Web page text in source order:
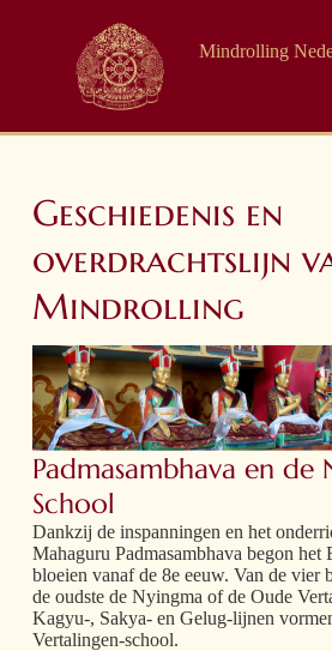
Mindrolling
Geschiedenis en
overdrachtslijn
Mindrolling
Padmasambhava en de
School
Dankzij de inspanningen en het
Mahaguru Padmasambhava begon het
bloeien vanaf de 8e eeuw. Van de vier
de oudste de Nyingma of de Oude
Kagyu-, Sakya- en Gelug-lijnen
Vertalingen-school.